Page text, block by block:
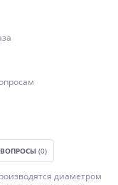
(0)
диаметром